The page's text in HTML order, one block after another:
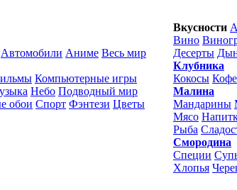
Автомобили Аниме Весь мир
Компьютерные игры
Небо Подводный мир
обои Спорт Фэнтези Цветы
Вкусности
Вино
Десерты
Клубника
Кокосы Кофе
Малина
Мандарины
Мясо
Рыба
Смородина
Специи
Хлопья